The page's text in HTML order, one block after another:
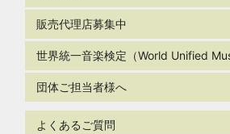
販売代理店募集中
世界統一音楽検定（World Unified
団体ご担当者様へ
よくあるご質問